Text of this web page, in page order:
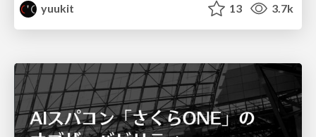
yuukit
13 3.7k